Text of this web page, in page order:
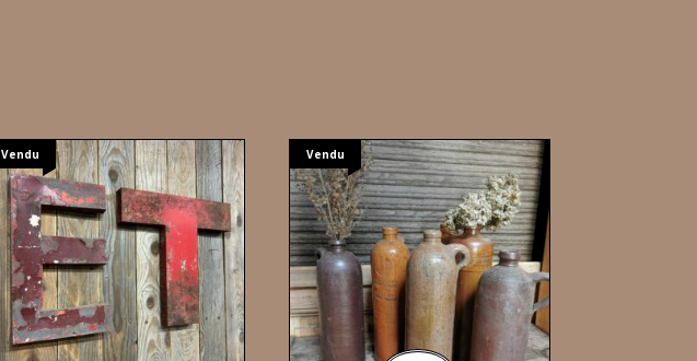
Vendu Vendu